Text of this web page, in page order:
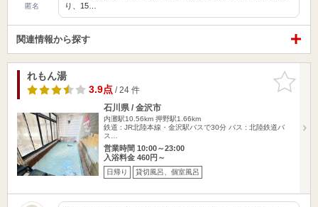
匿名
り、15…
関連情報から探す
お気に入
りに追加
れもん湯
3.9点/ 24 件
石川県 / 金沢市
内灘駅10.56km 押野駅1.66km
鉄道 : JR北陸本線・金沢駅バスで30分 バス : 北陸鉄道バ
ス…
営業時間 10:00～23:00
入浴料金 460円～
日帰り 貸切風呂、個室風呂